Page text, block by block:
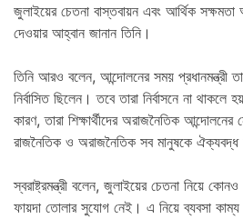
জুলাইয়ের চেতনা বাস্তবায়ন এবং আর্থিক
দেওয়ার আহ্বান জানান তিনি।
তিনি আরও বলেন, আন্দোলনের সময় প্রধানমন্ত্রী
নির্বাসিত ছিলেন। তবে তারা নির্বাসনে না
কারণ, তারা শিক্ষার্থীদের অরাজনৈতিক
রাজনৈতিক ও অরাজনৈতিক সব মানুষকে ঐক্যবদ্ধ
স্বরাষ্ট্রমন্ত্রী বলেন, জুলাইয়ের চেতনা নিয়ে
ফায়দা তোলার সুযোগ নেই। এ নিয়ে ব্যবসা